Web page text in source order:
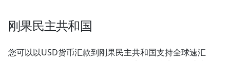
刚果民主共和国
您可以以USD货币汇款到刚果民主共和国支持全球速汇